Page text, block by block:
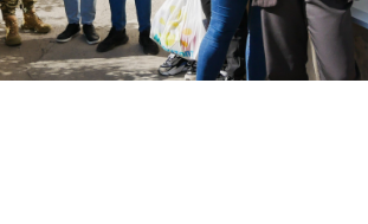
пам'яті
Дорадча служба